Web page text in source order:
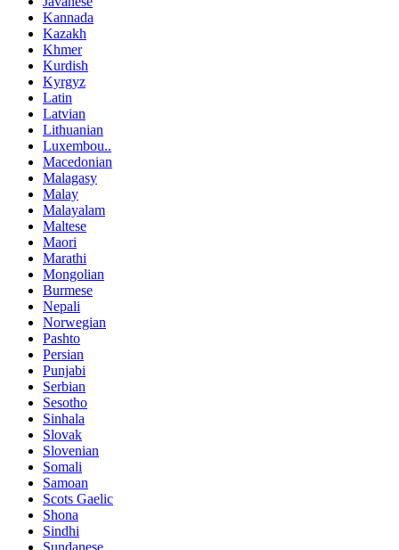
Kannada
Kazakh
Khmer
Kurdish
Kyrgyz
Latin
Latvian
Lithuanian
Luxembou..
Macedonian
Malagasy
Malay
Malayalam
Maltese
Maori
Marathi
Mongolian
Burmese
Nepali
Norwegian
Pashto
Persian
Punjabi
Serbian
Sesotho
Sinhala
Slovak
Slovenian
Somali
Samoan
Scots Gaelic
Shona
Sindhi
Sundanese